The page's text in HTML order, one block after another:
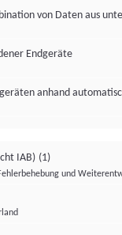
von Daten aus
Endgeräte
anhand
IAB) (1)
und